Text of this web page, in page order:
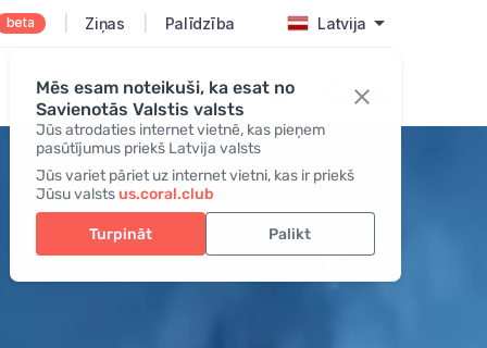
Mēs esam noteikuši, ka esat no
Savienotās Valstis valsts
Jūs atrodaties internet vietnē, kas pieņem
pasūtījumus priekš Latvija valsts
Jūs variet pāriet uz internet vietni, kas ir priekš
Jūsu valstsus.coral.club
Turpināt Palikt
beta Ziņas Palīdzība Latvija
Pieslēgties/Reģistrēties